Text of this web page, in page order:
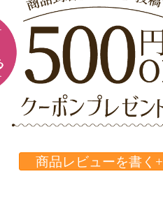
商品レビューを書く+